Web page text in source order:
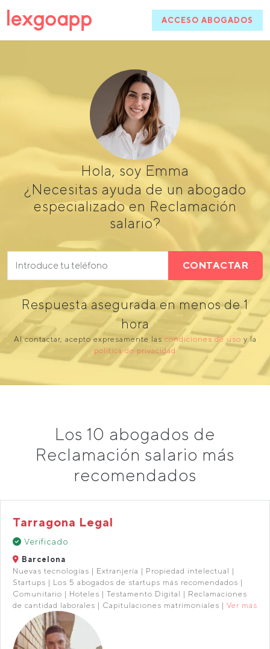
ACCESO ABOGADOS
Hola, soy Emma
¿Necesitas ayuda de un abogado
especializado en Reclamación
salario?
CONTACTAR
Respuesta asegurada en menos de 1
hora
Al contactar, acepto expresamente las condiciones de uso y la
política de privacidad
Los 10 abogados de
Reclamación salario más
recomendados
Tarragona Legal
Verificado
Barcelona
Nuevas tecnologías | Extranjería | Propiedad intelectual |
Startups | Los 5 abogados de startups más recomendados |
Comunitario | Hoteles | Testamento Digital | Reclamaciones
de cantidad laborales | Capitulaciones matrimoniales | Ver más